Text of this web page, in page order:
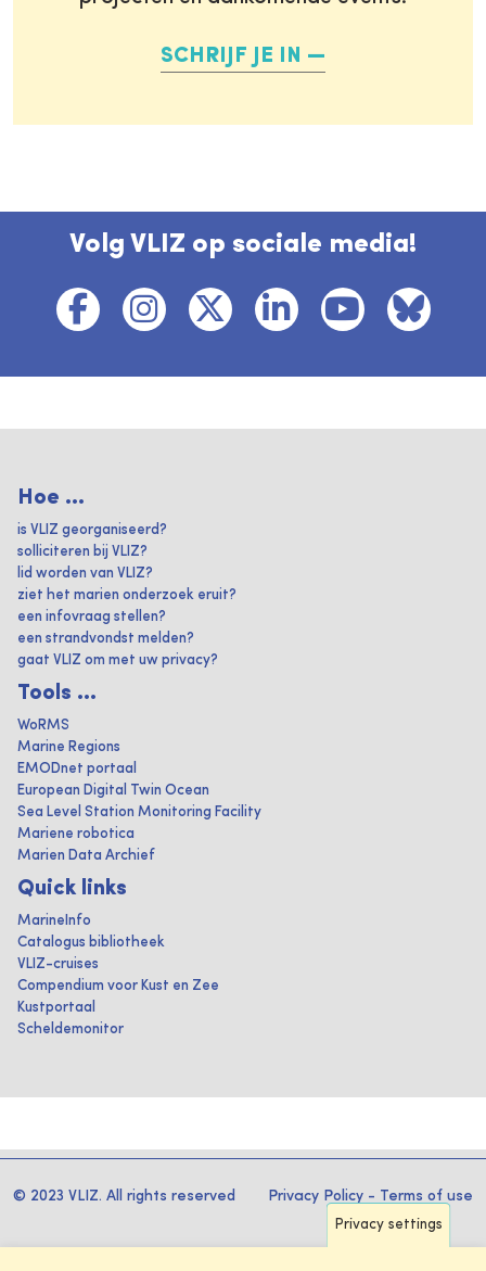
SCHRIJF JE IN
Volg VLIZ op sociale media!
Hoe ...
is VLIZ georganiseerd?
solliciteren bij VLIZ?
lid worden van VLIZ?
ziet het marien onderzoek eruit?
een infovraag stellen?
een strandvondst melden?
gaat VLIZ om met uw privacy?
Tools ...
WoRMS
Marine Regions
EMODnet portaal
European Digital Twin Ocean
Sea Level Station Monitoring Facility
Mariene robotica
Marien Data Archief
Quick links
MarineInfo
Catalogus bibliotheek
VLIZ-cruises
Compendium voor Kust en Zee
Kustportaal
Scheldemonitor
© 2023 VLIZ. All rights reserved Privacy Policy - Terms of use
Privacy settings